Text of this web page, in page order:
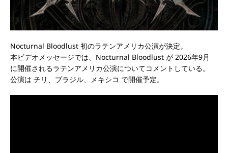
Nocturnal Bloodlust 初のラテンアメリカ公演が決定。
本ビデオメッセージでは、Nocturnal Bloodlust が 2026年9月
に開催されるラテンアメリカ公演についてコメントしている。
公演は チリ、ブラジル、メキシコ で開催予定。